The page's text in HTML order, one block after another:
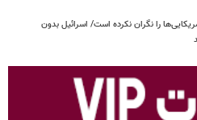
را نگران نکرده است/ اسرائیل بدون